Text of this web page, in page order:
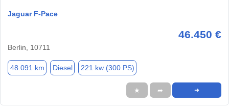
Jaguar F-Pace
46.450 €
Berlin, 10711
48.091 km Diesel 221 kw (300 PS)
★ ➦ ➜